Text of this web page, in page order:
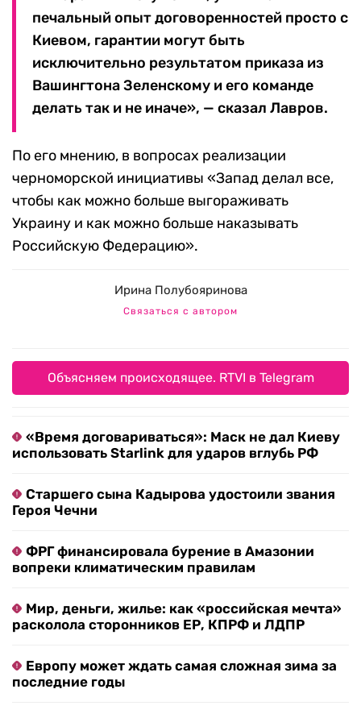
печальный опыт договоренностей просто с
Киевом, гарантии могут быть
исключительно результатом приказа из
Вашингтона Зеленскому и его команде
делать так и не иначе», — сказал Лавров.
По его мнению, в вопросах реализации
черноморской инициативы «Запад делал все,
чтобы как можно больше выгораживать
Украину и как можно больше наказывать
Российскую Федерацию».
Ирина Полубояринова
Связаться с автором
Объясняем происходящее. RTVI в Telegram
«Время договариваться»: Маск не дал Киеву
использовать Starlink для ударов вглубь РФ
Старшего сына Кадырова удостоили звания
Героя Чечни
ФРГ финансировала бурение в Амазонии
вопреки климатическим правилам
Мир, деньги, жилье: как «российская мечта»
расколола сторонников ЕР, КПРФ и ЛДПР
Европу может ждать самая сложная зима за
последние годы